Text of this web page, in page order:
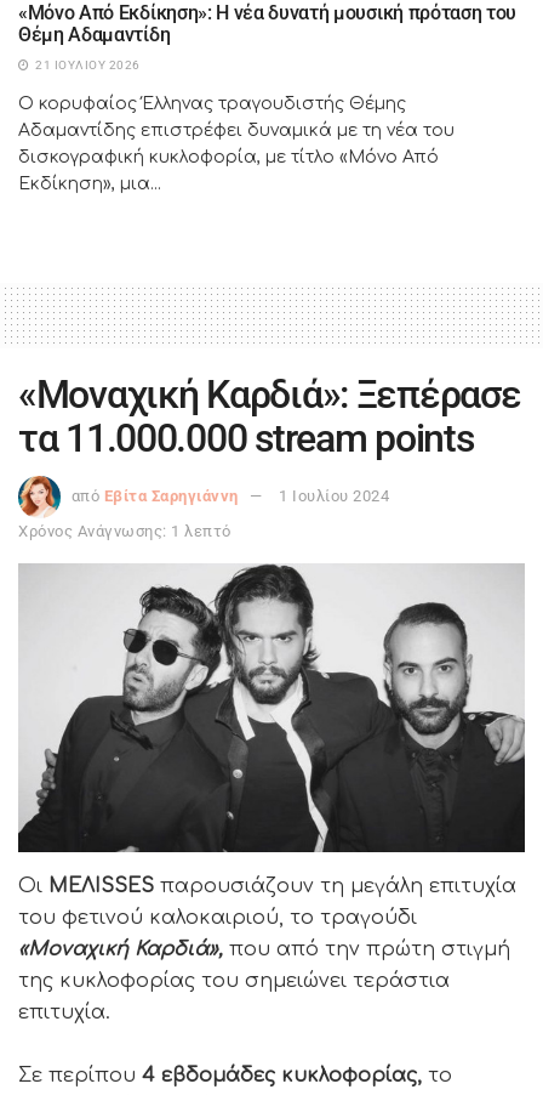
«Μόνο Από Εκδίκηση»: Η νέα δυνατή μουσική πρόταση του
Θέμη Αδαμαντίδη
21 ΙΟΥΛΊΟΥ 2026
Ο κορυφαίος Έλληνας τραγουδιστής Θέμης
Αδαμαντίδης επιστρέφει δυναμικά με τη νέα του
δισκογραφική κυκλοφορία, με τίτλο «Μόνο Από
Εκδίκηση», μια...
«Μοναχική Καρδιά»: Ξεπέρασε
τα 11.000.000 stream points
από Εβίτα Σαρηγιάννη
1 Ιουλίου 2024
Χρόνος Ανάγνωσης: 1 λεπτό
Οι ΜΕΛΙSSES παρουσιάζουν τη μεγάλη επιτυχία
του φετινού καλοκαιριού, το τραγούδι
«Μοναχική Καρδιά», που από την πρώτη στιγμή
της κυκλοφορίας του σημειώνει τεράστια
επιτυχία.
Σε περίπου 4 εβδομάδες κυκλοφορίας, το